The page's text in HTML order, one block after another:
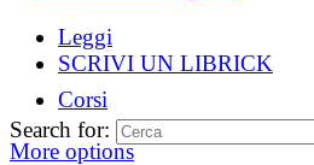
Leggi
SCRIVI UN LIBRICK
Corsi
More options
Search for: